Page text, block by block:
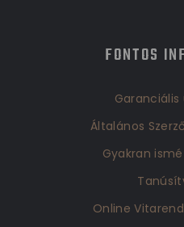
FONTOS
Általános
Gyakran
Online